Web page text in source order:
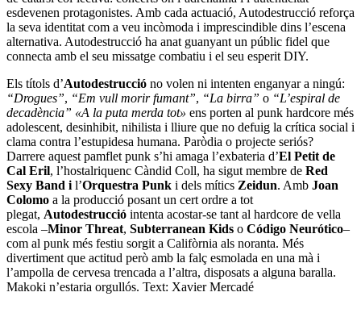
esdevenen protagonistes. Amb cada actuació, Autodestrucció reforça
la seva identitat com a veu incòmoda i imprescindible dins l’escena
alternativa. Autodestrucció ha anat guanyant un públic fidel que
connecta amb el seu missatge combatiu i el seu esperit DIY.
Els títols d’Autodestrucció no volen ni intenten enganyar a ningú:
“Drogues”, “Em vull morir fumant”, “La birra” o “L’espiral de
decadència” «A la puta merda tot» ens porten al punk hardcore més
adolescent, desinhibit, nihilista i lliure que no defuig la crítica social i
clama contra l’estupidesa humana. Paròdia o projecte seriós?
Darrere aquest pamflet punk s’hi amaga l’exbateria d’El Petit de
Cal Eril, l’hostalriquenc Càndid Coll, ha sigut membre de Red
Sexy Band i l’Orquestra Punk i dels mítics Zeidun. Amb Joan
Colomo a la producció posant un cert ordre a tot
plegat, Autodestrucció intenta acostar-se tant al hardcore de vella
escola –Minor Threat, Subterranean Kids o Código Neurótico–
com al punk més festiu sorgit a Califòrnia als noranta. Més
divertiment que actitud però amb la falç esmolada en una mà i
l’ampolla de cervesa trencada a l’altra, disposats a alguna baralla.
Makoki n’estaria orgullós. Text: Xavier Mercadé